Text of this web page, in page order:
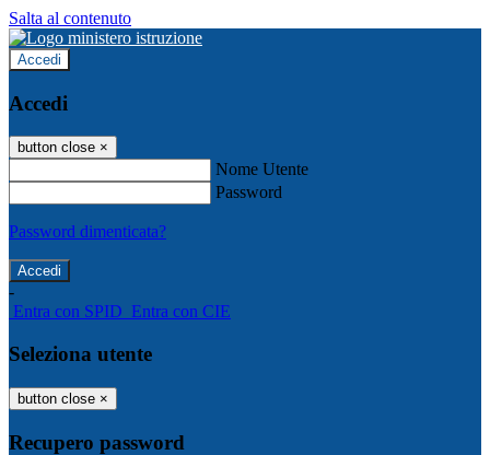
Salta al contenuto
Accedi
Accedi
button close ×
Nome Utente
Password
Password dimenticata?
-
Entra con SPID Entra con CIE
Seleziona utente
button close ×
Recupero password